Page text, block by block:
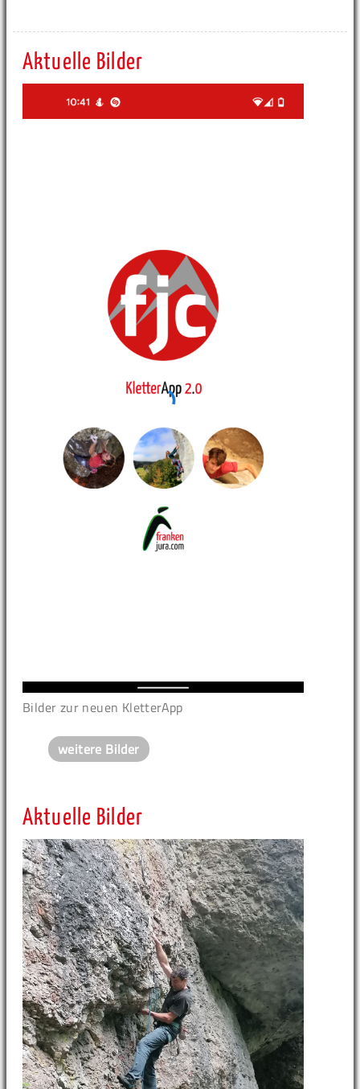
Aktuelle Bilder
Bilder zur neuen KletterApp
weitere Bilder
Aktuelle Bilder